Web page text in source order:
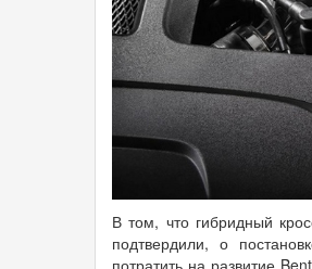
В том, что гибридный
подтвердили, о
потратить на развитие